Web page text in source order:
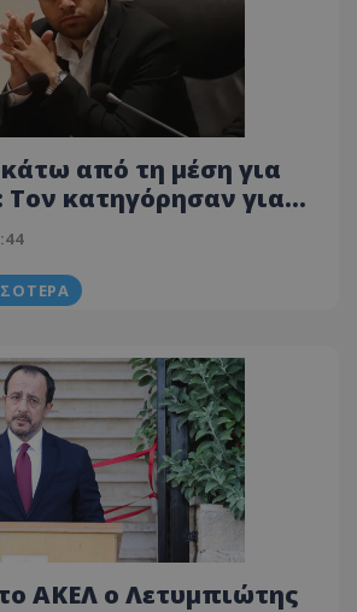
από τη μέση για
κατηγόρησαν για
- «Υπομένω τα
λάσπη μερικών»
ΑΚΕΛ ο Λετυμπιώτης